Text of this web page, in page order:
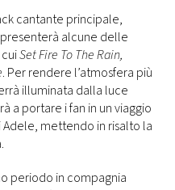
cantante principale,
alcune delle
Set Fire To The Rain,
. Per rendere l’atmosfera più
illuminata dalla luce
a portare i fan in un viaggio
mettendo in risalto la
periodo in compagnia